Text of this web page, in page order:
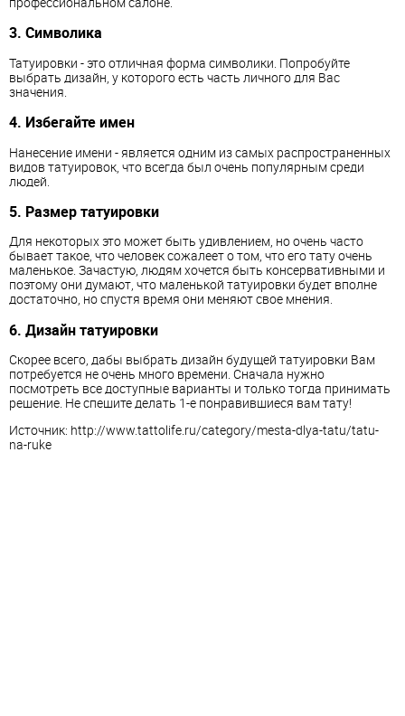
3. Символика
Татуировки - это отличная форма символики. Попробуйте
выбрать дизайн, у которого есть часть личного для Вас
значения.
4. Избегайте имен
Нанесение имени - является одним из самых распространенных
видов татуировок, что всегда был очень популярным среди
людей.
5. Размер татуировки
Для некоторых это может быть удивлением, но очень часто
бывает такое, что человек сожалеет о том, что его тату очень
маленькое. Зачастую, людям хочется быть консервативными и
поэтому они думают, что маленькой татуировки будет вполне
достаточно, но спустя время они меняют свое мнения.
6. Дизайн татуировки
Скорее всего, дабы выбрать дизайн будущей татуировки Вам
потребуется не очень много времени. Сначала нужно
посмотреть все доступные варианты и только тогда принимать
решение. Не спешите делать 1-е понравившиеся вам тату!
Источник: http://www.tattolife.ru/category/mesta-dlya-tatu/tatu-
na-ruke